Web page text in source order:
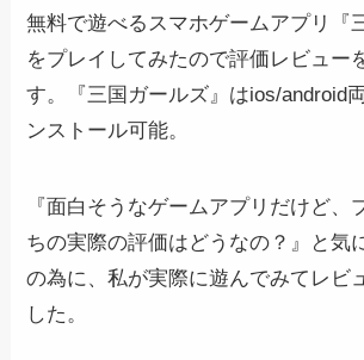
無料で遊べるスマホゲームアプリ『
をプレイしてみたので評価レビュー
す。『三国ガールズ』はios/android
ンストール可能。
『面白そうなゲームアプリだけど、
ちの実際の評価はどうなの？』と気
の為に、私が実際に遊んでみてレビ
した。